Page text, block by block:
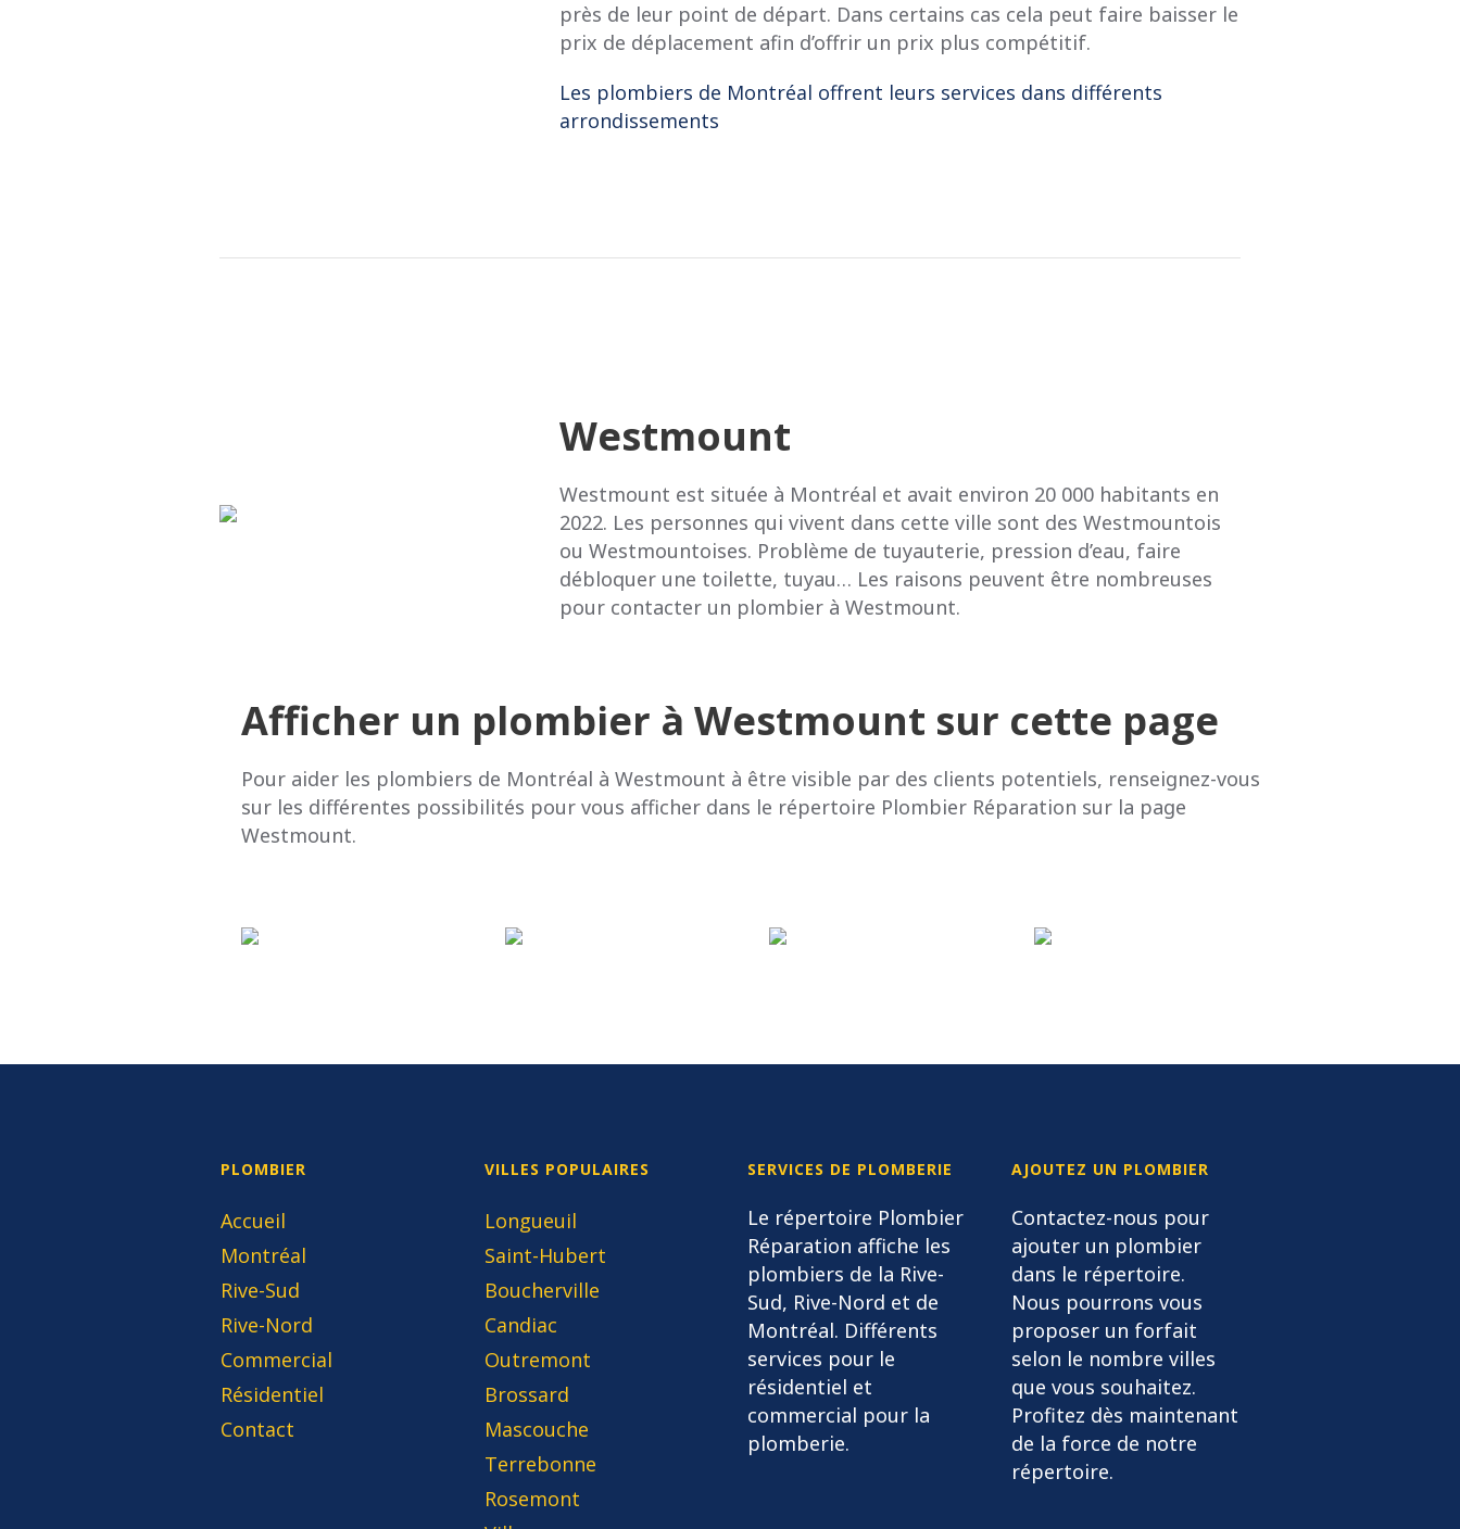
près de leur point de départ. Dans certains cas cela peut faire baisser le
prix de déplacement afin d’offrir un prix plus compétitif.
Les plombiers de Montréal offrent leurs services dans différents
arrondissements
Westmount
Westmount est située à Montréal et avait environ 20 000 habitants en
2022. Les personnes qui vivent dans cette ville sont des Westmountois
ou Westmountoises. Problème de tuyauterie, pression d’eau, faire
débloquer une toilette, tuyau… Les raisons peuvent être nombreuses
pour contacter un plombier à Westmount.
Afficher un plombier à Westmount sur cette page
Pour aider les plombiers de Montréal à Westmount à être visible par des clients potentiels, renseignez-vous
sur les différentes possibilités pour vous afficher dans le répertoire Plombier Réparation sur la page
Westmount.
PLOMBIER
Accueil
Montréal
Rive-Sud
Rive-Nord
Commercial
Résidentiel
Contact
VILLES POPULAIRES
Longueuil
Saint-Hubert
Boucherville
Candiac
Outremont
Brossard
Mascouche
Terrebonne
Rosemont
SERVICES DE PLOMBERIE
Le répertoire Plombier
Réparation affiche les
plombiers de la Rive-
Sud, Rive-Nord et de
Montréal. Différents
services pour le
résidentiel et
commercial pour la
plomberie.
AJOUTEZ UN PLOMBIER
Contactez-nous pour
ajouter un plombier
dans le répertoire.
Nous pourrons vous
proposer un forfait
selon le nombre villes
que vous souhaitez.
Profitez dès maintenant
de la force de notre
répertoire.